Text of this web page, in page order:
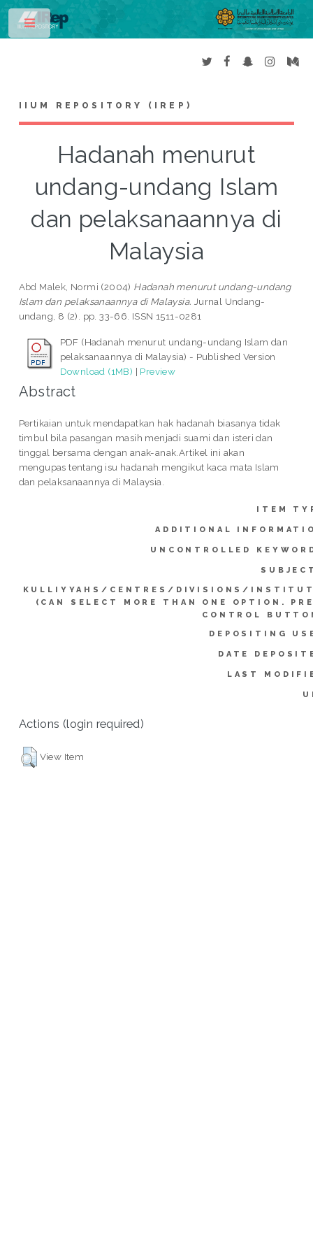
IIUM REPOSITORY (IREP)
Hadanah menurut
undang-undang Islam
dan pelaksanaannya di
Malaysia
Abd Malek, Normi (2004) Hadanah menurut undang-undang
Islam dan pelaksanaannya di Malaysia. Jurnal Undang-
undang, 8 (2). pp. 33-66. ISSN 1511-0281
PDF (Hadanah menurut undang-undang Islam dan
pelaksanaannya di Malaysia) - Published Version
Download (1MB) | Preview
Abstract
Pertikaian untuk mendapatkan hak hadanah biasanya tidak
timbul bila pasangan masih menjadi suami dan isteri dan
tinggal bersama dengan anak-anak.Artikel ini akan
mengupas tentang isu hadanah mengikut kaca mata Islam
dan pelaksanaannya di Malaysia.
ITEM
ADDITIONAL
UNCONTROLLED
KULLIYYAHS/CENTRES/DIVISIONS/
(CAN SELECT MORE THAN ONE OPTION.
CONTROL
DEPOSITING
DATE
LAST
Actions (login required)
View Item
Toggle